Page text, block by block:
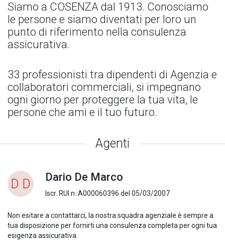
Siamo a COSENZA dal 1913. Conosciamo
le persone e siamo diventati per loro un
punto di riferimento nella consulenza
assicurativa.
33 professionisti tra dipendenti di Agenzia e
collaboratori commerciali, si impegnano
ogni giorno per proteggere la tua vita, le
persone che ami e il tuo futuro.
Agenti
D D Dario De Marco
Iscr. RUI n.:A000060396 del 05/03/2007
Non esitare a contattarci, la nostra squadra agenziale è sempre a
tua disposizione per fornirti una consulenza completa per ogni tua
esigenza assicurativa.